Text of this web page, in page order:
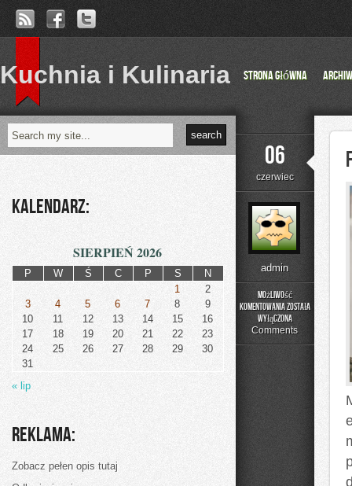
Kuchnia i Kulinaria Strona główna
06
czerwiec
admin
Możliwość
komentowania
Fotografia
została
wyłączona
Comments
Kalendarz:
SIERPIEŃ 2026
P W Ś C P S
N
1
2
3
4 5 6 7 8
9
10
11 12 13 14 15
16
17
18 19 20 21 22
23
24
25 26 27 28 29
30
31
« lip
Reklama:
Zobacz pełen opis tutaj